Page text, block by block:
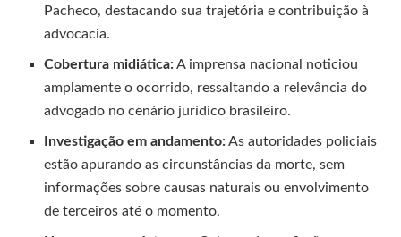
Pacheco, destacando sua trajetória e contribuição à
advocacia.
Cobertura midiática:A imprensa nacional noticiou
amplamente o ocorrido, ressaltando a relevância do
advogado no cenário jurídico brasileiro.
Investigação em andamento:As autoridades policiais
estão apurando as circunstâncias da morte, sem
informações sobre causas naturais ou envolvimento
de terceiros até o momento.